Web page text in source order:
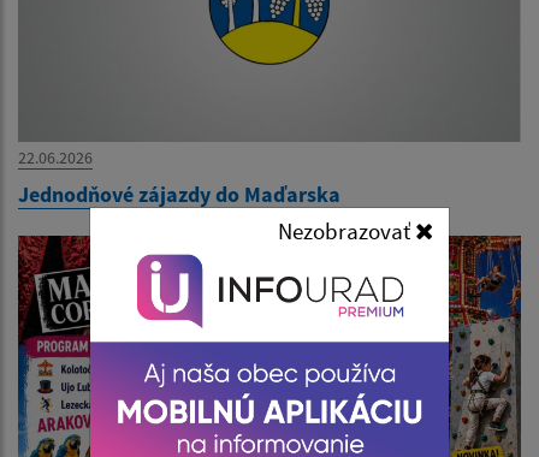
22.06.2026
Jednodňové zájazdy do Maďarska
Nezobrazovať